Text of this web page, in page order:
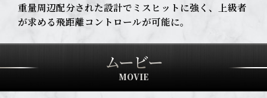
重量周辺配分された設計でミスヒットに強く、上級者
が求める飛距離コントロールが可能に。
ムービー
MOVIE